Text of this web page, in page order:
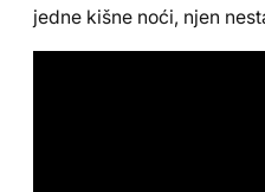
jedne kišne noći, njen